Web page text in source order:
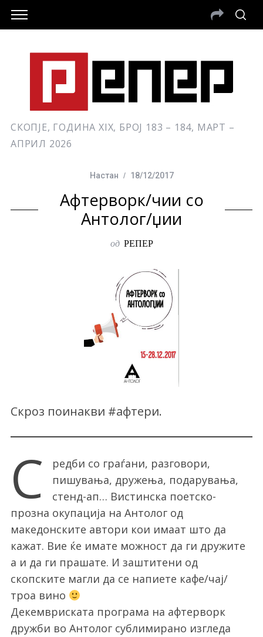
СКОПЈЕ, ГОДИНА XIX, БРОЈ 183 – 184, МАРТ –
АПРИЛ 2026
Настан 18/12/2017
Афтерворк/чии со
Антолог/џии
од РЕПЕР
Скроз поинакви #афтери.
С
редби со граѓани, разговори,
пишувања, дружења, подарувања,
стенд-ап… Вистинска поетско-
прозна окупација на Антолог од
македонските автори кои имаат што да
кажат. Вие ќе имате можност да ги дружите
а и да ги прашате. И заштитени од
скопските магли да се напиете кафе/чај/
троа вино
Декемвриската програма на афтерворк
дружби во Антолог сублимирано изгледа